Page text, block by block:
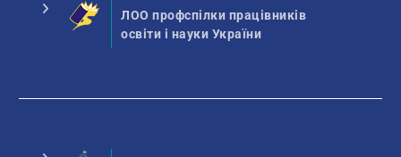
ЛОО профспілки працівників
освіти і науки України